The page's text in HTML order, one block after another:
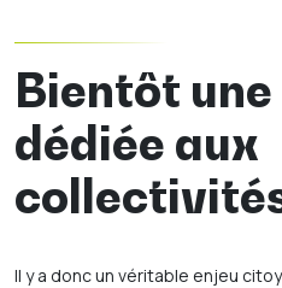
Bientôt
dédiée aux
Il y a donc un véritable enjeu